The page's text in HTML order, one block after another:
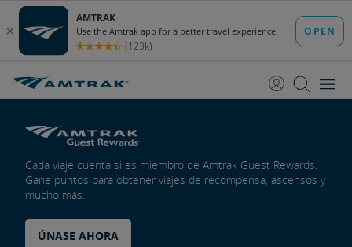
Contenido
Navegación
Cada viaje cuenta si es miembro de Amtrak Guest Rewards.
Gane puntos para obtener viajes de recompensa, ascensos y
mucho más.
ÚNASE AHORA